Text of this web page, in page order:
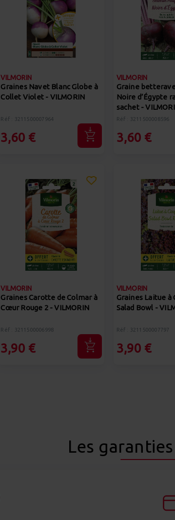
VILMORIN
Graines Navet Blanc Globe à
Collet Violet - VILMORIN
Réf : 3211500007964
3,60 €
VILMORIN
Graine
Noire d’Égypte
sachet -
Réf : 3211500008596
3,60 €
VILMORIN
Graines Carotte de Colmar à
Cœur Rouge 2 - VILMORIN
Réf : 3211500006998
3,90 €
VILMORIN
Graines Laitue à
Salad Bowl -
Réf : 3211500007797
3,90 €
Les